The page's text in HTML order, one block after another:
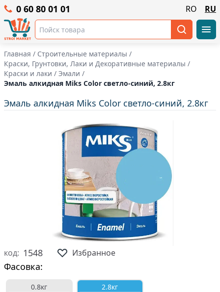
0 60 80 01 01 RO RU
Главная / Строительные материалы /
Краски, Грунтовки, Лаки и Декоративные материалы /
Краски и лаки / Эмали /
Эмаль алкидная Miks Color светло-синий, 2.8кг
Эмаль алкидная Miks Color светло-синий, 2.8кг
код: 1548 Избранное
Фасовка:
0.8кг
2.8кг